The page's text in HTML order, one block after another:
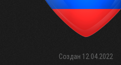
Создан 12.04.2022